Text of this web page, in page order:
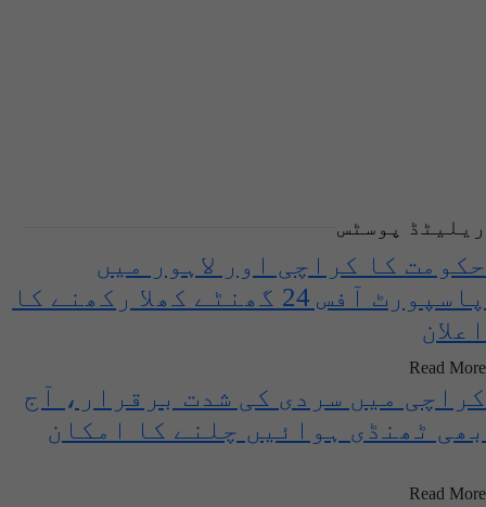
ریلیٹڈ پوسٹس
حکومت کا کراچی اور لاہور میں
پاسپورٹ آفس 24 گھنٹے کھلا رکھنے کا
اعلان
Read More
کراچی میں سردی کی شدت برقرار، آج
بھی ٹھنڈی ہوائیں چلنے کا امکان
Read More